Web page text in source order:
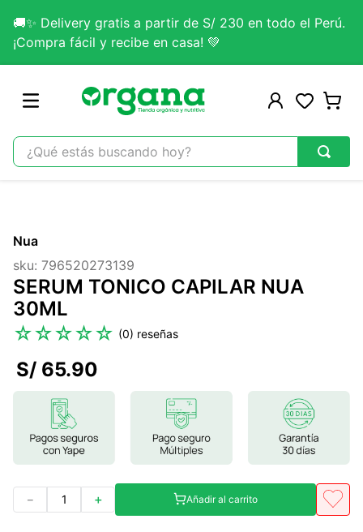
🚚✨ Delivery gratis a partir de S/ 230 en todo el Perú.
¡Compra fácil y recibe en casa! 💚
¿Qué estás buscando hoy?
2.
3.
colageno
4.
kefir
5 .
glicinato magnesio
magnesio
9.
stevia
Nua
sku: 796520273139
SERUM TONICO CAPILAR NUA
30ML
☆☆☆☆☆ (0)
S/ 65.90
＋
－ Añadir al carrito